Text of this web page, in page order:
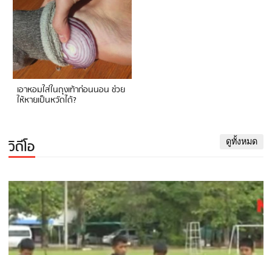
เอาหอมใส่ในถุงเท้าก่อนนอน ช่วย
ให้หายเป็นหวัดได้?
วิดีโอ ดูทั้งหมด